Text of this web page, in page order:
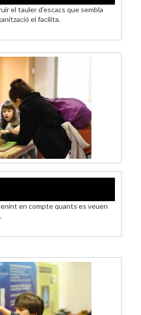
el tauler d’escacs que sembla
el facilita.
en compte quants es veuen